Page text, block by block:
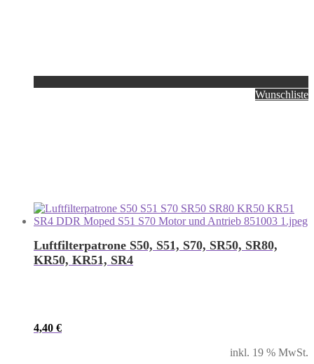
Wunschliste
Luftfilterpatrone S50, S51, S70, SR50, SR80,
KR50, KR51, SR4
4,40 €
inkl. 19 % MwSt.